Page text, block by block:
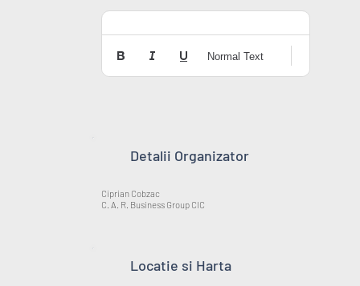
Normal Text
Detalii Organizator
Ciprian Cobzac
C. A. R. Business Group CIC
Locatie si Harta